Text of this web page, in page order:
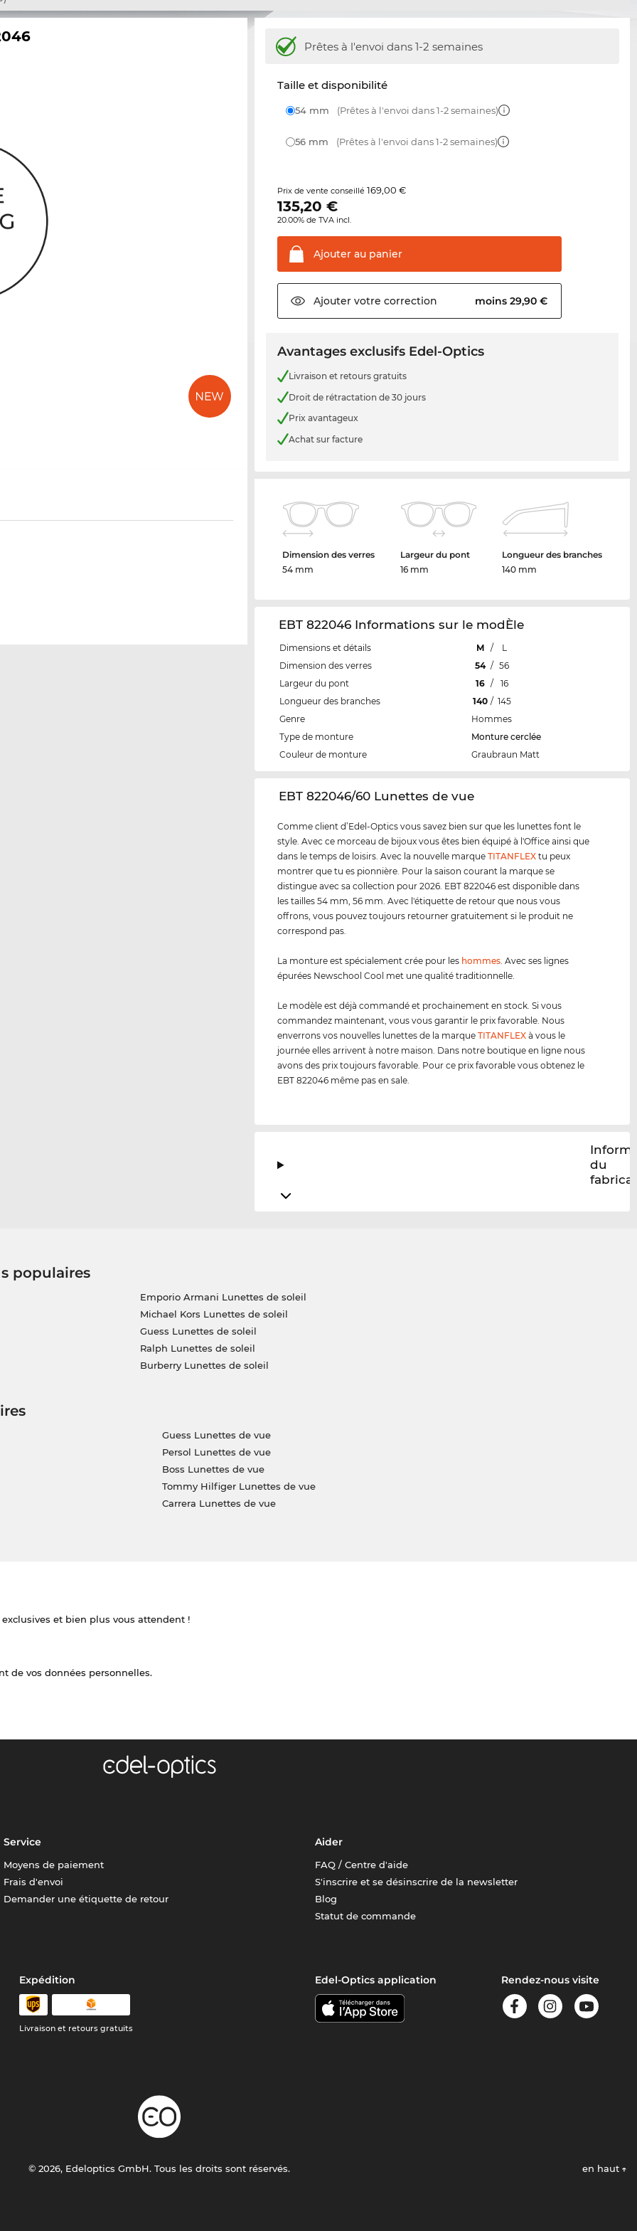
Prêtes à l'envoi dans 1-2 semaines
Taille et disponibilité
54 mm (Prêtes à l'envoi dans 1-2 semaines)
56 mm (Prêtes à l'envoi dans 1-2 semaines)
Prix de vente conseillé169,00 €
135,20 €
20.00% de TVA incl.
Ajouter au panier
Ajouter votre correction moins 29,90 €
Avantages exclusifs Edel-Optics
Livraison et retours gratuits
Droit de rétractation de 30 jours
Prix avantageux
Achat sur facture
Dimension des verres
54 mm
Largeur du pont
16 mm
Longueur des branches
140 mm
EBT 822046 Informations sur le modÈle
Dimensions et détails M /
L
Dimension des verres
54 / 56
Largeur du pont
16 /
16
Longueur des branches
140 / 145
Genre
Hommes
Type de monture
Monture cerclée
Couleur de monture
Graubraun Matt
‌EBT 822046/60 Lunettes de vue
Comme client d’Edel-Optics vous savez bien sur que les lunettes font le
style. Avec ce morceau de bijoux vous êtes bien équipé à l'Office ainsi que
dans le temps de loisirs. Avec la nouvelle marqueTITANFLEX tu peux
montrer que tu es pionnière. Pour la saison courant la marque se
distingue avec sa collection pour 2026. EBT 822046 est disponible dans
les tailles 54 mm, 56 mm. Avec l'étiquette de retour que nous vous
offrons, vous pouvez toujours retourner gratuitement si le produit ne
correspond pas.
La monture est spécialement crée pour les hommes. Avec ses lignes
épurées Newschool Cool met une qualité traditionnelle.
Le modèle est déjà commandé et prochainement en stock. Si vous
commandez maintenant, vous vous garantir le prix favorable. Nous
enverrons vos nouvelles lunettes de la marqueTITANFLEX à vous le
journée elles arrivent à notre maison. Dans notre boutique en ligne nous
avons des prix toujours favorable. Pour ce prix favorable vous obtenez le
EBT 822046 même pas en sale.
du
populaires
Emporio Armani Lunettes de soleil
Michael Kors Lunettes de soleil
Guess Lunettes de soleil
Ralph Lunettes de soleil
Burberry Lunettes de soleil
Guess Lunettes de vue
Persol Lunettes de vue
Boss Lunettes de vue
Tommy Hilfiger Lunettes de vue
Carrera Lunettes de vue
et bien plus vous attendent !
de vos données personnelles.
Service
Moyens de paiement
Frais d'envoi
Demander une étiquette de retour
Aider
FAQ / Centre d'aide
S'inscrire et se désinscrire de la newsletter
Blog
Statut de commande
Expédition
Livraison et retours gratuits
Edel-Optics application Rendez-nous visite
© 2026, Edeloptics GmbH. Tous les droits sont réservés. en haut